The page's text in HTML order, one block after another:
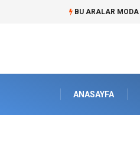
BU ARALAR MODA
ANASAYFA